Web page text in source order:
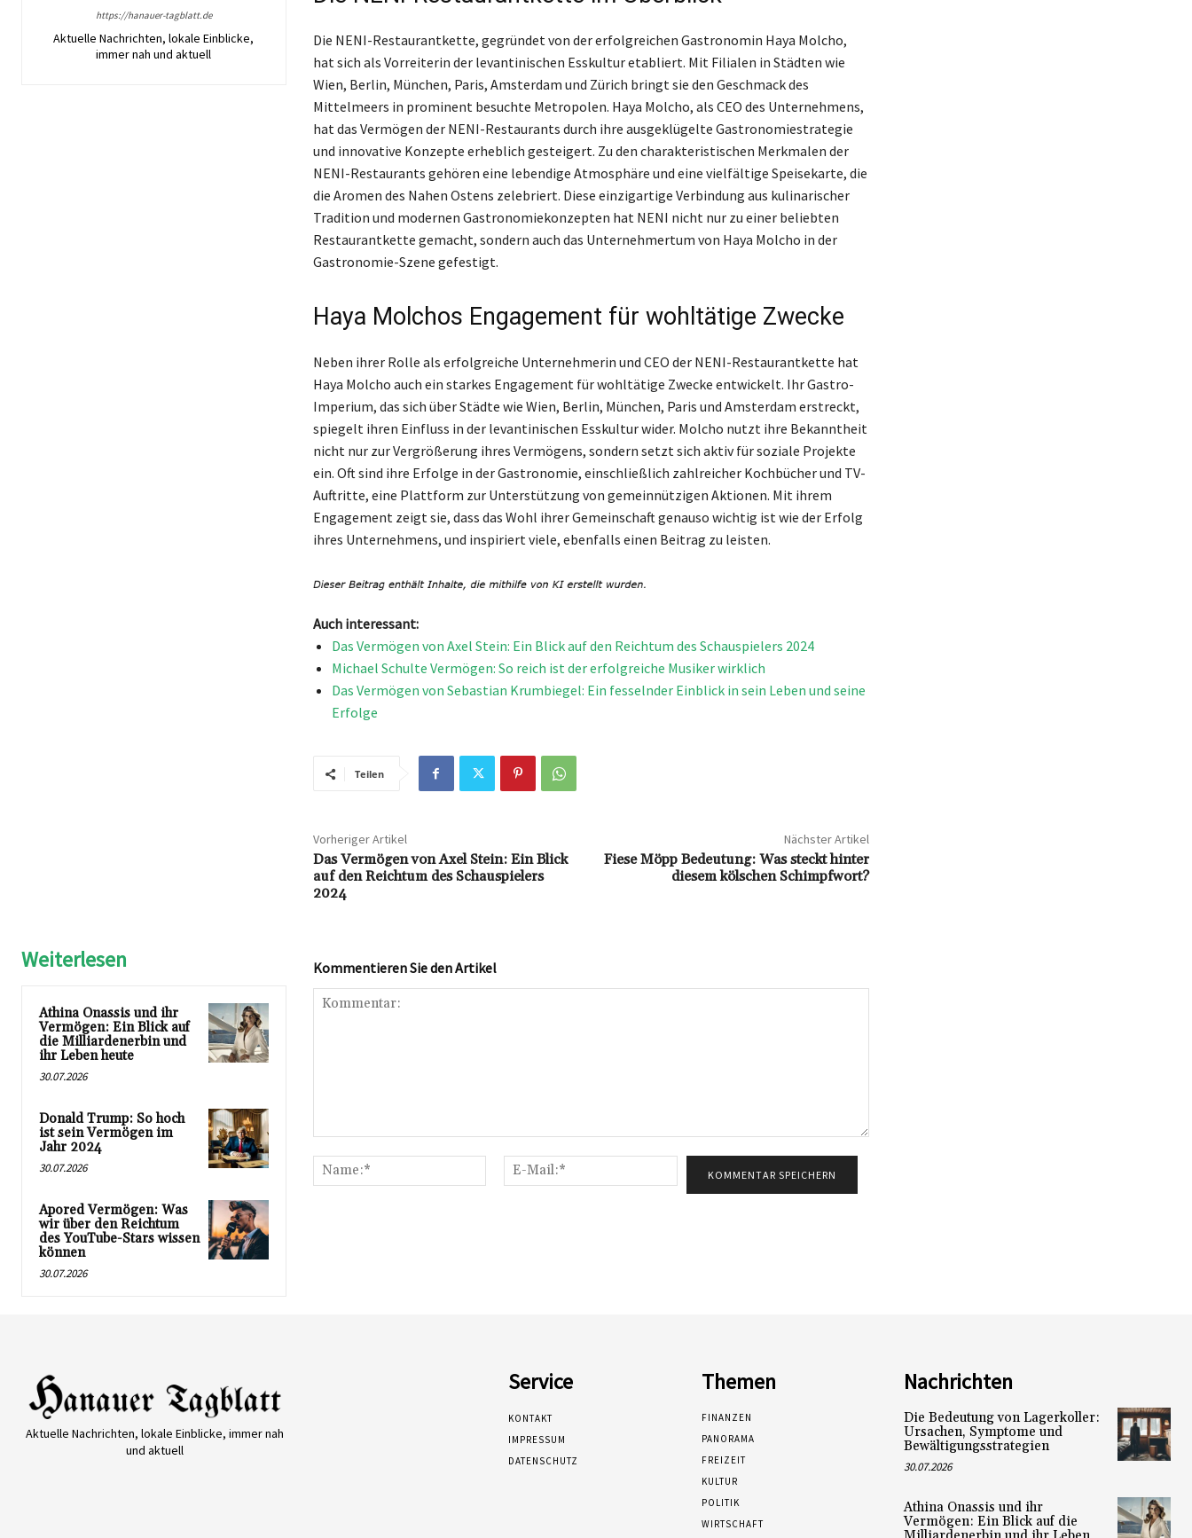
https://hanauer-tagblatt.de
Aktuelle Nachrichten, lokale Einblicke,
immer nah und aktuell
Die NENI-Restaurantkette, gegründet von der erfolgreichen Gastronomin Haya Molcho,
hat sich als Vorreiterin der levantinischen Esskultur etabliert. Mit Filialen in Städten wie
Wien, Berlin, München, Paris, Amsterdam und Zürich bringt sie den Geschmack des
Mittelmeers in prominent besuchte Metropolen. Haya Molcho, als CEO des Unternehmens,
hat das Vermögen der NENI-Restaurants durch ihre ausgeklügelte Gastronomiestrategie
und innovative Konzepte erheblich gesteigert. Zu den charakteristischen Merkmalen der
NENI-Restaurants gehören eine lebendige Atmosphäre und eine vielfältige Speisekarte, die
die Aromen des Nahen Ostens zelebriert. Diese einzigartige Verbindung aus kulinarischer
Tradition und modernen Gastronomiekonzepten hat NENI nicht nur zu einer beliebten
Restaurantkette gemacht, sondern auch das Unternehmertum von Haya Molcho in der
Gastronomie-Szene gefestigt.
Haya Molchos Engagement für wohltätige Zwecke
Neben ihrer Rolle als erfolgreiche Unternehmerin und CEO der NENI-Restaurantkette hat
Haya Molcho auch ein starkes Engagement für wohltätige Zwecke entwickelt. Ihr Gastro-
Imperium, das sich über Städte wie Wien, Berlin, München, Paris und Amsterdam erstreckt,
spiegelt ihren Einfluss in der levantinischen Esskultur wider. Molcho nutzt ihre Bekanntheit
nicht nur zur Vergrößerung ihres Vermögens, sondern setzt sich aktiv für soziale Projekte
ein. Oft sind ihre Erfolge in der Gastronomie, einschließlich zahlreicher Kochbücher und TV-
Auftritte, eine Plattform zur Unterstützung von gemeinnützigen Aktionen. Mit ihrem
Engagement zeigt sie, dass das Wohl ihrer Gemeinschaft genauso wichtig ist wie der Erfolg
ihres Unternehmens, und inspiriert viele, ebenfalls einen Beitrag zu leisten.
Auch interessant:
Das Vermögen von Axel Stein: Ein Blick auf den Reichtum des Schauspielers 2024
Michael Schulte Vermögen: So reich ist der erfolgreiche Musiker wirklich
Das Vermögen von Sebastian Krumbiegel: Ein fesselnder Einblick in sein Leben und seine
Erfolge
Teilen
Vorheriger Artikel
Das Vermögen von Axel Stein: Ein Blick
auf den Reichtum des Schauspielers
2024
Nächster Artikel
Fiese Möpp Bedeutung: Was steckt hinter
diesem kölschen Schimpfwort?
Weiterlesen
Athina Onassis und ihr
Vermögen: Ein Blick auf
die Milliardenerbin und
ihr Leben heute
30.07.2026
Donald Trump: So hoch
ist sein Vermögen im
Jahr 2024
30.07.2026
Apored Vermögen: Was
wir über den Reichtum
des YouTube-Stars wissen
können
30.07.2026
Kommentieren Sie den Artikel
Name:*
Mail:*
Aktuelle Nachrichten, lokale Einblicke, immer nah
und aktuell
Service
KONTAKT
IMPRESSUM
DATENSCHUTZ
Themen
FINANZEN
PANORAMA
FREIZEIT
KULTUR
POLITIK
WIRTSCHAFT
Nachrichten
Die Bedeutung von Lagerkoller:
Ursachen, Symptome und
Bewältigungsstrategien
30.07.2026
Athina Onassis und ihr
Vermögen: Ein Blick auf die